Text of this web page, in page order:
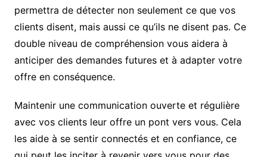
permettra de détecter non seulement ce que vos
clients disent, mais aussi ce qu’ils ne disent pas. Ce
double niveau de compréhension vous aidera à
anticiper des demandes futures et à adapter votre
offre en conséquence.
Maintenir une communication ouverte et régulière
avec vos clients leur offre un pont vers vous. Cela
les aide à se sentir connectés et en confiance, ce